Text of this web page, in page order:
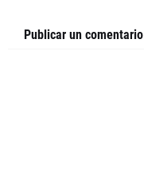
Publicar un comentario